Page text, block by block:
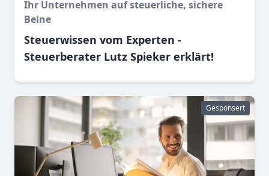
Ihr Unternehmen auf steuerliche, sichere
Beine
Steuerwissen vom Experten -
Steuerberater Lutz Spieker erklärt!
Gesponsert